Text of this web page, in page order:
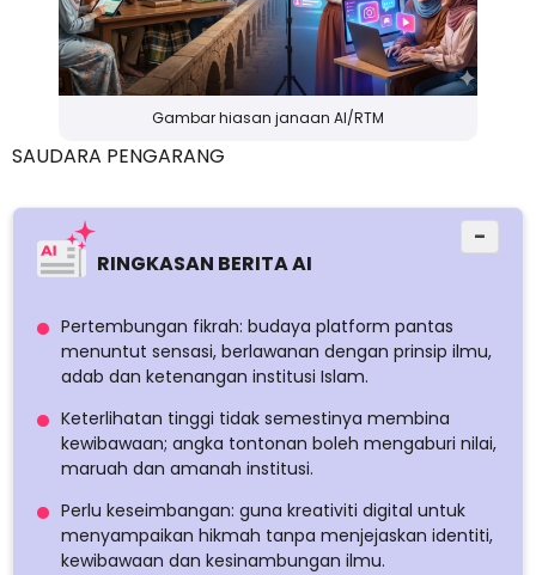
Gambar hiasan janaan AI/RTM
SAUDARA PENGARANG
RINGKASAN BERITA AI
−
Pertembungan fikrah: budaya platform pantas
menuntut sensasi, berlawanan dengan prinsip ilmu,
adab dan ketenangan institusi Islam.
Keterlihatan tinggi tidak semestinya membina
kewibawaan; angka tontonan boleh mengaburi nilai,
maruah dan amanah institusi.
Perlu keseimbangan: guna kreativiti digital untuk
menyampaikan hikmah tanpa menjejaskan identiti,
kewibawaan dan kesinambungan ilmu.